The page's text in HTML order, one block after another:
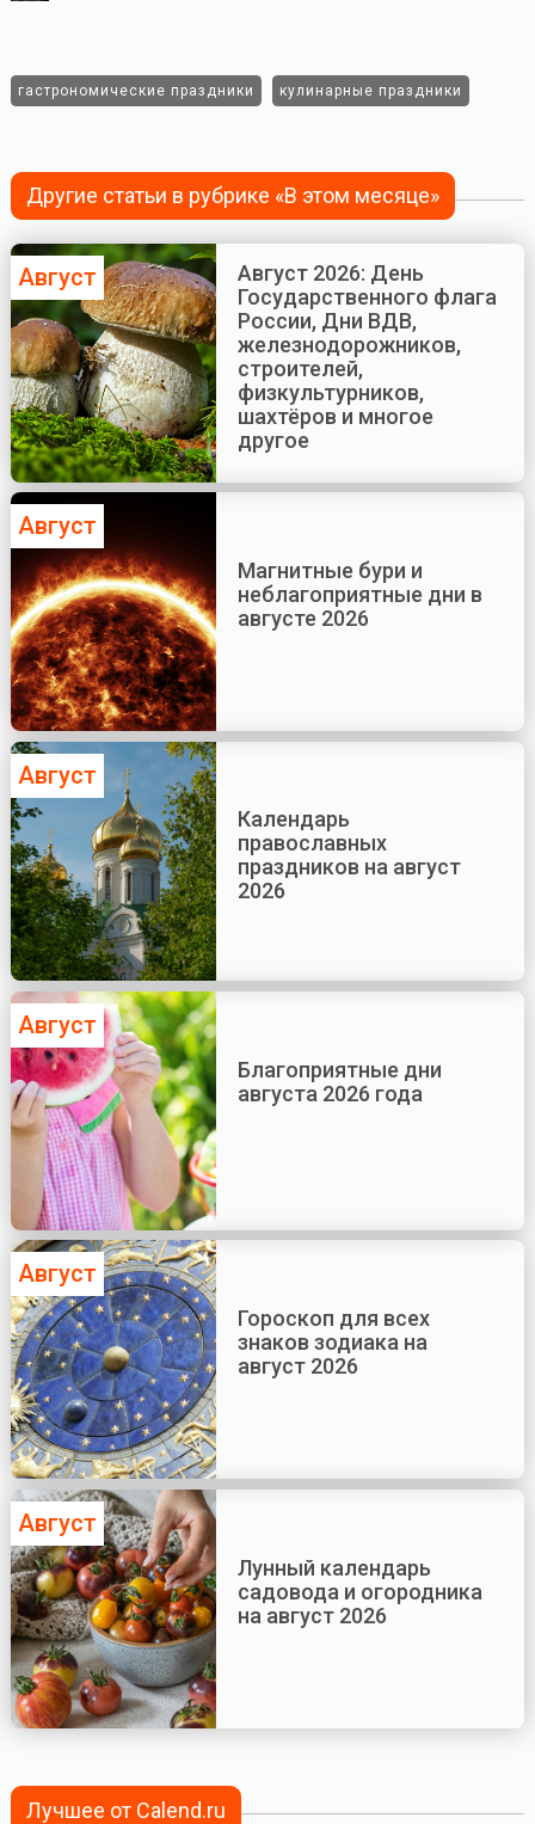
гастрономические праздники кулинарные праздники
Другие статьи в рубрике «В этом месяце»
Август
Август 2026: День
Государственного флага
России, Дни ВДВ,
железнодорожников,
строителей,
физкультурников,
шахтёров и многое
другое
Август
Магнитные бури и
неблагоприятные дни в
августе 2026
Август
Календарь
православных
праздников на август
2026
Август
Благоприятные дни
августа 2026 года
Август
Гороскоп для всех
знаков зодиака на
август 2026
Август
Лунный календарь
садовода и огородника
на август 2026
Лучшее от Calend.ru